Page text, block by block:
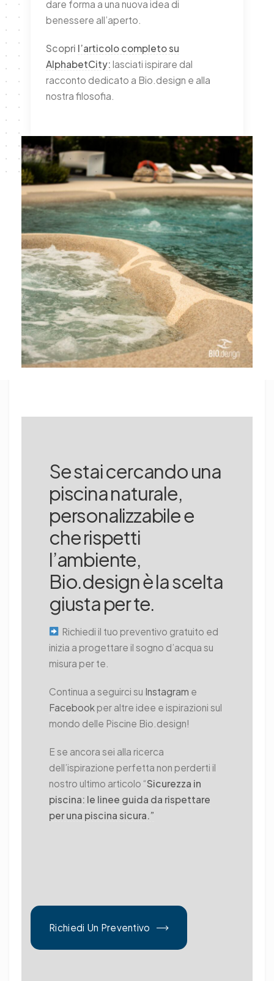
dare forma a una nuova idea di
benessere all’aperto.
Scopri l’articolo completo su
AlphabetCity: lasciati ispirare dal
racconto dedicato a Bio.design e alla
nostra filosofia.
Se stai cercando una
piscina naturale,
personalizzabile e
che rispetti
l’ambiente,
Bio.design è la scelta
giusta per te.
Richiedi il tuo preventivo gratuito ed
inizia a progettare il sogno d’acqua su
misura per te.
Continua a seguirci su Instagram e
Facebook per altre idee e ispirazioni sul
mondo delle Piscine Bio.design!
E se ancora sei alla ricerca
dell’ispirazione perfetta non perderti il
nostro ultimo articolo “Sicurezza in
piscina: le linee guida da rispettare
per una piscina sicura.”
Richiedi Un Preventivo